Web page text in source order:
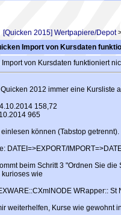
[Quicken 2015] Wertpapiere/Depot
Import von Kursdaten
Import von Kursdaten funktioniert
2012 immer eine Kursliste
158,72
965
können (Tabstop getrennt).
DATEI=>EXPORT/
beim Schritt 3 "Ordnen Sie
wie
WRapper::
weiterhelfen, Kurse wie gewohnt